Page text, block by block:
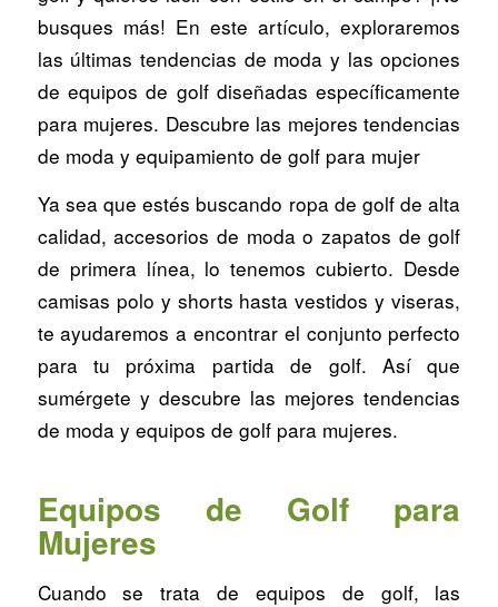
busques más! En este artículo, exploraremos
las últimas tendencias de moda y las opciones
de equipos de golf diseñadas específicamente
para mujeres. Descubre las mejores tendencias
de moda y equipamiento de golf para mujer
Ya sea que estés buscando ropa de golf de alta
calidad, accesorios de moda o zapatos de golf
de primera línea, lo tenemos cubierto. Desde
camisas polo y shorts hasta vestidos y viseras,
te ayudaremos a encontrar el conjunto perfecto
para tu próxima partida de golf. Así que
sumérgete y descubre las mejores tendencias
de moda y equipos de golf para mujeres.
Equipos de Golf para
Mujeres
Cuando se trata de equipos de golf, las